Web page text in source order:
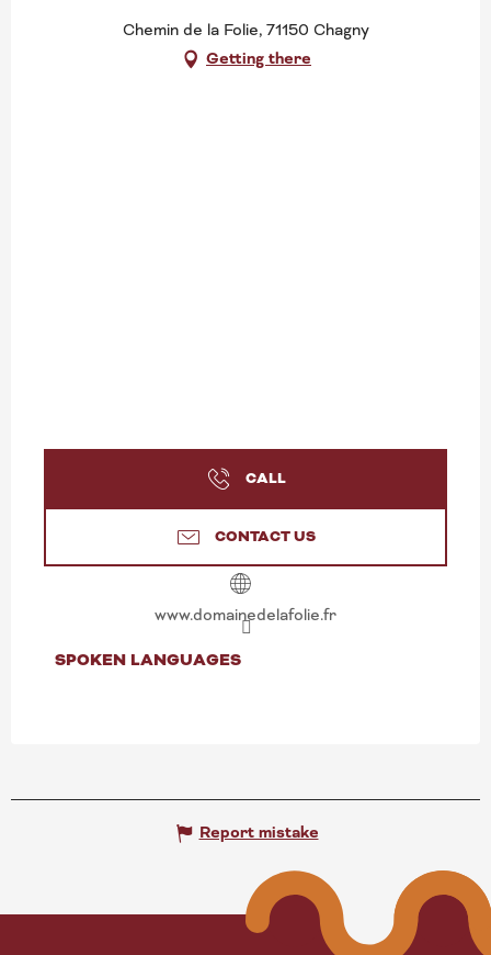
Chemin de la Folie, 71150 Chagny
Getting there
CALL
CONTACT US
www.domainedelafolie.fr
SPOKEN LANGUAGES
SPOKEN LANGUAGES
Report mistake